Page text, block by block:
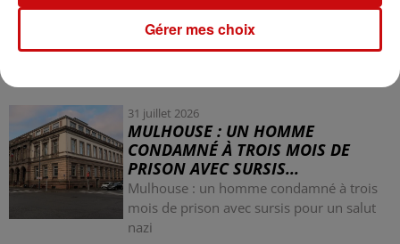
31 juillet 2026
MULHOUSE : UN HOMME
CONDAMNÉ À TROIS MOIS DE
PRISON AVEC SURSIS...
Mulhouse : un homme condamné à trois
mois de prison avec sursis pour un salut
nazi
Gérer mes choix